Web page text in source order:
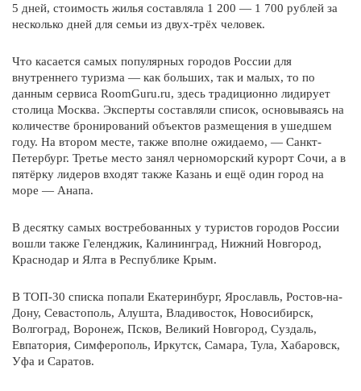
5 дней, стоимость жилья составляла 1 200 — 1 700 рублей за
несколько дней для семьи из двух-трёх человек.
Что касается самых популярных городов России для
внутреннего туризма — как больших, так и малых, то по
данным сервиса RoomGuru.ru, здесь традиционно лидирует
столица Москва. Эксперты составляли список, основываясь на
количестве бронирований объектов размещения в ушедшем
году. На втором месте, также вполне ожидаемо, — Санкт-
Петербург. Третье место занял черноморский курорт Сочи, а в
пятёрку лидеров входят также Казань и ещё один город на
море — Анапа.
В десятку самых востребованных у туристов городов России
вошли также Геленджик, Калининград, Нижний Новгород,
Краснодар и Ялта в Республике Крым.
В ТОП-30 списка попали Екатеринбург, Ярославль, Ростов-на-
Дону, Севастополь, Алушта, Владивосток, Новосибирск,
Волгоград, Воронеж, Псков, Великий Новгород, Суздаль,
Евпатория, Симферополь, Иркутск, Самара, Тула, Хабаровск,
Уфа и Саратов.
Имя
Имя
Дата Заезда